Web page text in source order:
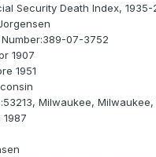
Security Death Index, 1935-
07-3752
1907
1951
Milwaukee,